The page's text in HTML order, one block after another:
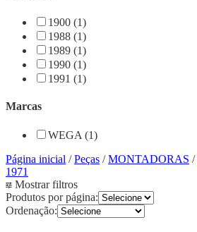
1900 (1)
1988 (1)
1989 (1)
1990 (1)
1991 (1)
Marcas
WEGA (1)
Página inicial /Peças /MONTADORAS /
1971
Mostrar filtros
Produtos por página:
Ordenação: